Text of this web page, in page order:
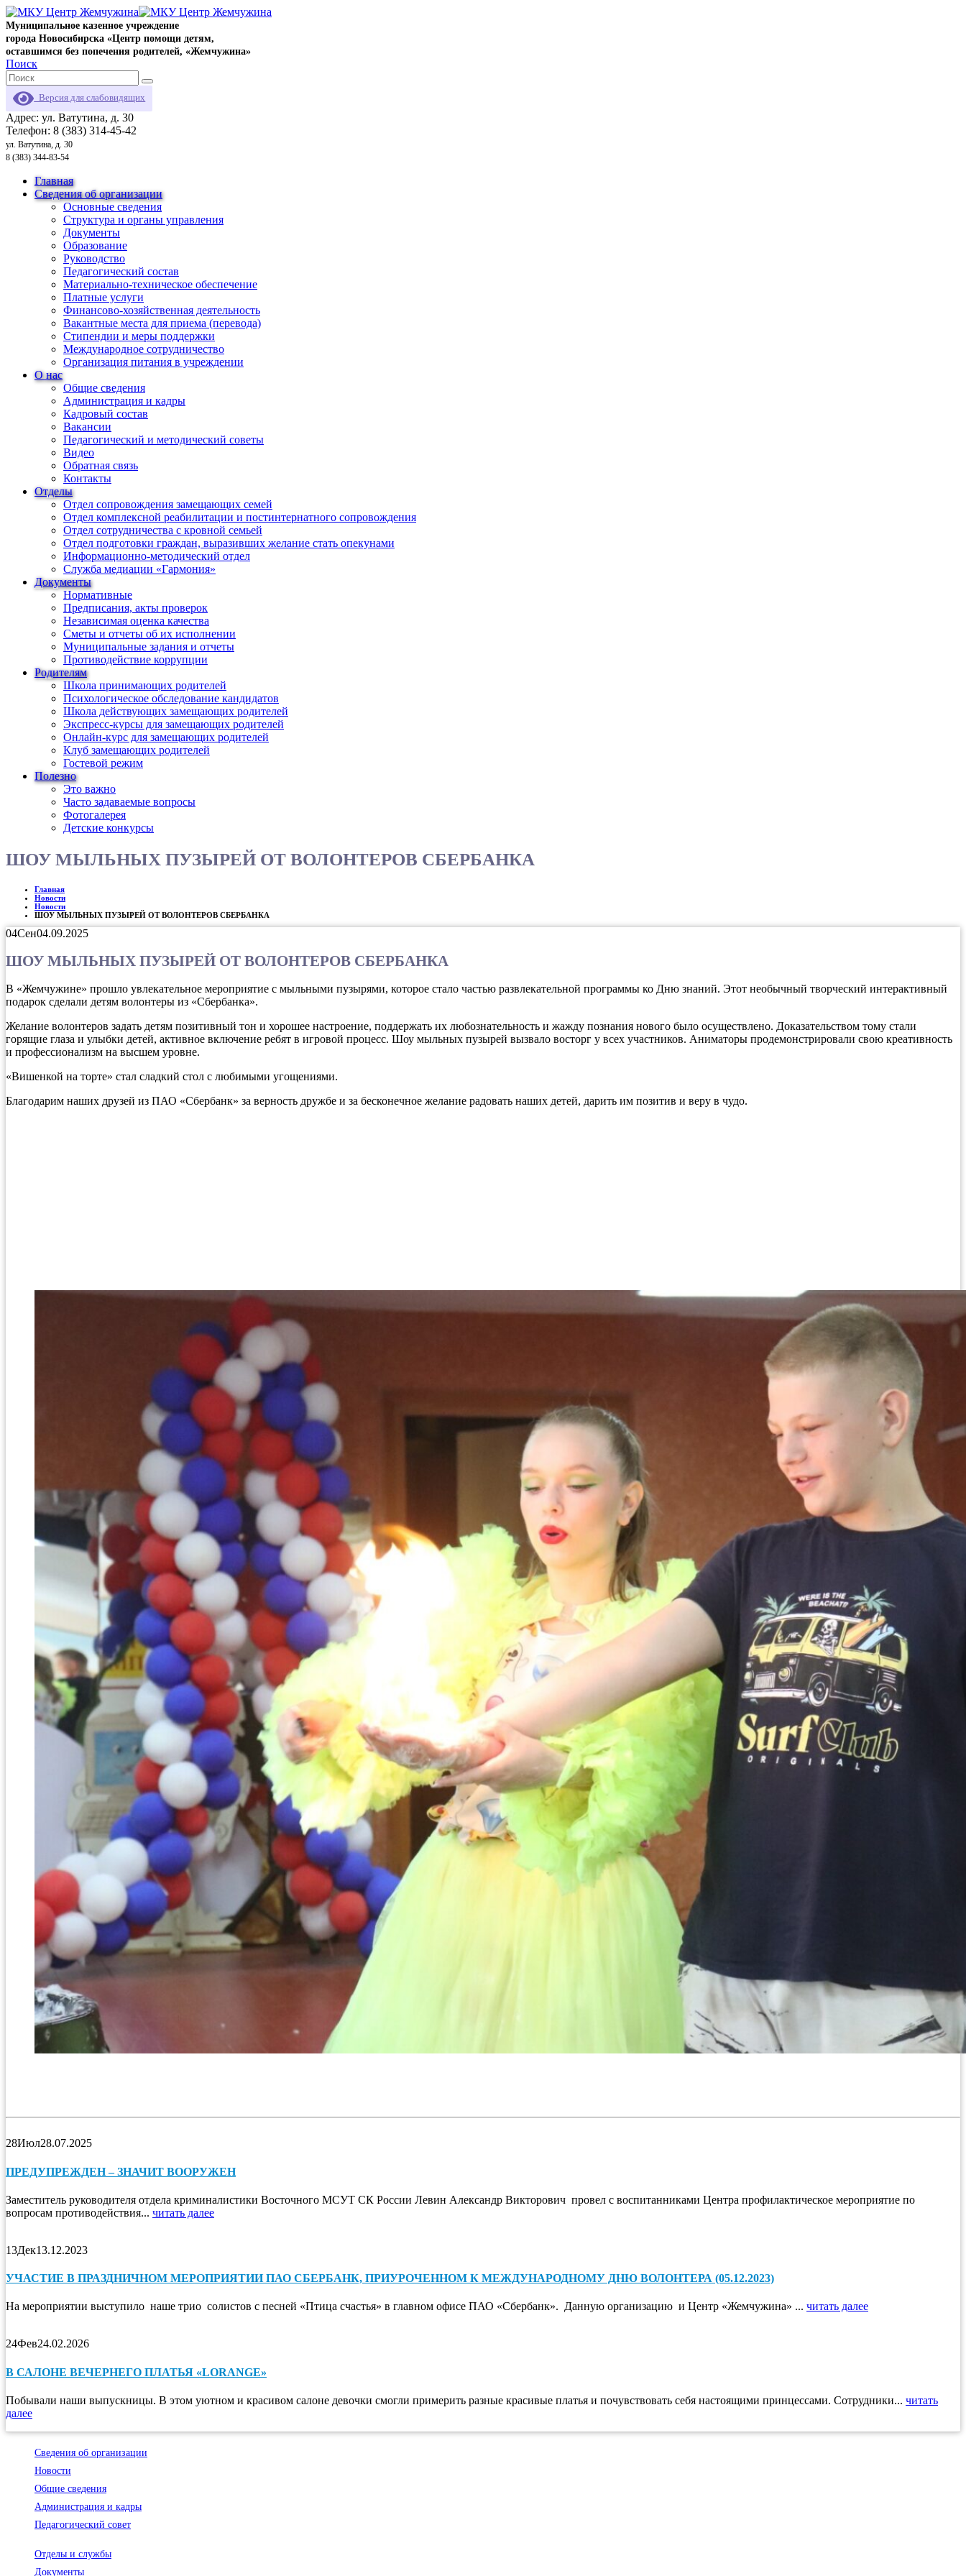
Муниципальное казенное учреждение
города Новосибирска «Центр помощи детям,
оставшимся без попечения родителей, «Жемчужина»
Поиск
Версия для слабовидящих
Адрес: ул. Ватутина, д. 30
Телефон: 8 (383) 314-45-42
ул. Ватутина, д. 30
8 (383) 344-83-54
Главная
Сведения об организации
Основные сведения
Структура и органы управления
Документы
Образование
Руководство
Педагогический состав
Материально-техническое обеспечение
Платные услуги
Финансово-хозяйственная деятельность
Вакантные места для приема (перевода)
Стипендии и меры поддержки
Международное сотрудничество
Организация питания в учреждении
О нас
Общие сведения
Администрация и кадры
Кадровый состав
Вакансии
Педагогический и методический советы
Видео
Обратная связь
Контакты
Отделы
Отдел сопровождения замещающих семей
Отдел комплексной реабилитации и постинтернатного сопровождения
Отдел сотрудничества с кровной семьей
Отдел подготовки граждан, выразивших желание стать опекунами
Информационно-методический отдел
Служба медиации «Гармония»
Документы
Нормативные
Предписания, акты проверок
Независимая оценка качества
Сметы и отчеты об их исполнении
Муниципальные задания и отчеты
Противодействие коррупции
Родителям
Школа принимающих родителей
Психологическое обследование кандидатов
Школа действующих замещающих родителей
Экспресс-курсы для замещающих родителей
Онлайн-курс для замещающих родителей
Клуб замещающих родителей
Гостевой режим
Полезно
Это важно
Часто задаваемые вопросы
Фотогалерея
Детские конкурсы
ШОУ МЫЛЬНЫХ ПУЗЫРЕЙ ОТ ВОЛОНТЕРОВ СБЕРБАНКА
Главная
Новости
Новости
ШОУ МЫЛЬНЫХ ПУЗЫРЕЙ ОТ ВОЛОНТЕРОВ СБЕРБАНКА
04Сен04.09.2025
ШОУ МЫЛЬНЫХ ПУЗЫРЕЙ ОТ ВОЛОНТЕРОВ СБЕРБАНКА
В «Жемчужине» прошло увлекательное мероприятие с мыльными пузырями, которое стало частью развлекательной программы ко Дню знаний. Этот необычный творческий интерактивный
подарок сделали детям волонтеры из «Сбербанка».
Желание волонтеров задать детям позитивный тон и хорошее настроение, поддержать их любознательность и жажду познания нового было осуществлено. Доказательством тому стали
горящие глаза и улыбки детей, активное включение ребят в игровой процесс. Шоу мыльных пузырей вызвало восторг у всех участников. Аниматоры продемонстрировали свою креативность
и профессионализм на высшем уровне.
«Вишенкой на торте» стал сладкий стол с любимыми угощениями.
Благодарим наших друзей из ПАО «Сбербанк» за верность дружбе и за бесконечное желание радовать наших детей, дарить им позитив и веру в чудо.
28Июл28.07.2025
ПРЕДУПРЕЖДЕН – ЗНАЧИТ ВООРУЖЕН
Заместитель руководителя отдела криминалистики Восточного МСУТ СК России Левин Александр Викторович провел с воспитанниками Центра профилактическое мероприятие по
вопросам противодействия... читать далее
13Дек13.12.2023
УЧАСТИЕ В ПРАЗДНИЧНОМ МЕРОПРИЯТИИ ПАО СБЕРБАНК, ПРИУРОЧЕННОМ К МЕЖДУНАРОДНОМУ ДНЮ ВОЛОНТЕРА (05.12.2023)
На мероприятии выступило наше трио солистов с песней «Птица счастья» в главном офисе ПАО «Сбербанк». Данную организацию и Центр «Жемчужина» ... читать далее
24Фев24.02.2026
В САЛОНЕ ВЕЧЕРНЕГО ПЛАТЬЯ «LORANGE»
Побывали наши выпускницы. В этом уютном и красивом салоне девочки смогли примерить разные красивые платья и почувствовать себя настоящими принцессами. Сотрудники... читать
далее
Сведения об организации
Новости
Общие сведения
Администрация и кадры
Педагогический совет
Отделы и службы
Документы